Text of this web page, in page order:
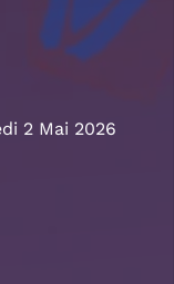
2 Mai 2026